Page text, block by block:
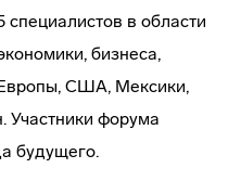
специалистов в области
бизнеса,
Европы, США, Мексики,
Участники форума
будущего.